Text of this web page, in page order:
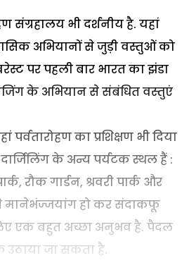
संग्रहालय भी दर्शनीय है. यहां
अभियानों से जुड़ी वस्तुओं को
पर पहली बार भारत का झंडा
के अभियान से संबंधित वस्तुएं
का प्रशिक्षण भी दिया
के अन्य पर्यटक स्थल हैं :
रौक गार्डन, श्रवरी पार्क और
मानेभंज्जयांग हो कर संदाकफू
एक बहुत अच्छा अनुभव है. पैदल
उठाया जा सकता है.